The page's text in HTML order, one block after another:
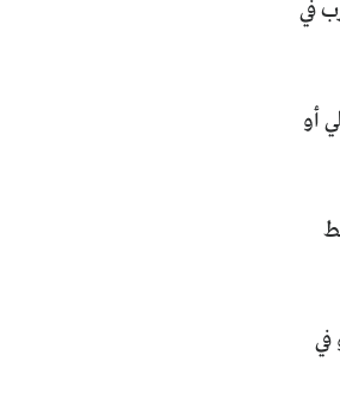
في
أو
في